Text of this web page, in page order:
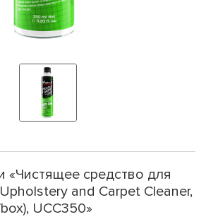
«Чистящее средство для
and Carpet Cleaner,
UCC350»